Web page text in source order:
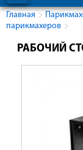
Главная
парикмахеров
РАБОЧИЙ